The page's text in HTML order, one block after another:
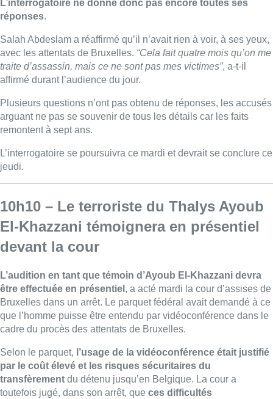
L’interrogatoire ne donne donc pas encore toutes ses
réponses.
Salah Abdeslam a réaffirmé qu’il n’avait rien à voir, à ses yeux,
avec les attentats de Bruxelles. “Cela fait quatre mois qu’on me
traite d’assassin, mais ce ne sont pas mes victimes”, a-t-il
affirmé durant l’audience du jour.
Plusieurs questions n’ont pas obtenu de réponses, les accusés
arguant ne pas se souvenir de tous les détails car les faits
remontent à sept ans.
L’interrogatoire se poursuivra ce mardi et devrait se conclure ce
jeudi.
10h10 – Le terroriste du Thalys Ayoub
El-Khazzani témoignera en présentiel
devant la cour
L’audition en tant que témoin d’Ayoub El-Khazzani devra
être effectuée en présentiel , a acté mardi la cour d’assises de
Bruxelles dans un arrêt. Le parquet fédéral avait demandé à ce
que l’homme puisse être entendu par vidéoconférence dans le
cadre du procès des attentats de Bruxelles.
Selon le parquet, l’usage de la vidéoconférence était justifié
par le coût élevé et les risques sécuritaires du
transfèrement du détenu jusqu’en Belgique. La cour a
toutefois jugé, dans son arrêt, que ces difficultés